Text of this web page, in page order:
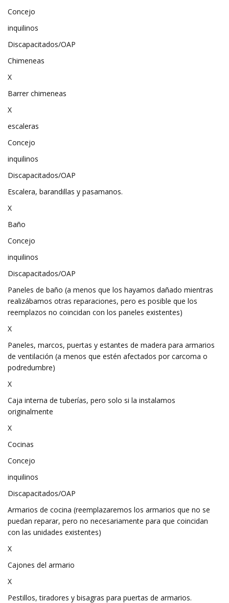
Concejo
inquilinos
Discapacitados/OAP
Chimeneas
X
Barrer chimeneas
X
escaleras
Concejo
inquilinos
Discapacitados/OAP
Escalera, barandillas y pasamanos.
X
Baño
Concejo
inquilinos
Discapacitados/OAP
Paneles de baño (a menos que los hayamos dañado mientras
realizábamos otras reparaciones, pero es posible que los
reemplazos no coincidan con los paneles existentes)
X
Paneles, marcos, puertas y estantes de madera para armarios
de ventilación (a menos que estén afectados por carcoma o
podredumbre)
X
Caja interna de tuberías, pero solo si la instalamos
originalmente
X
Cocinas
Concejo
inquilinos
Discapacitados/OAP
Armarios de cocina (reemplazaremos los armarios que no se
puedan reparar, pero no necesariamente para que coincidan
con las unidades existentes)
X
Cajones del armario
X
Pestillos, tiradores y bisagras para puertas de armarios.